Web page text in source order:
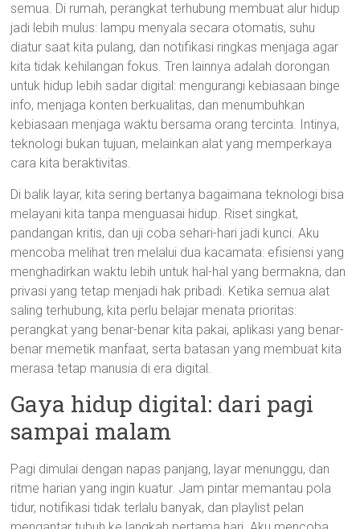
semua. Di rumah, perangkat terhubung membuat alur hidup
jadi lebih mulus: lampu menyala secara otomatis, suhu
diatur saat kita pulang, dan notifikasi ringkas menjaga agar
kita tidak kehilangan fokus. Tren lainnya adalah dorongan
untuk hidup lebih sadar digital: mengurangi kebiasaan binge
info, menjaga konten berkualitas, dan menumbuhkan
kebiasaan menjaga waktu bersama orang tercinta. Intinya,
teknologi bukan tujuan, melainkan alat yang memperkaya
cara kita beraktivitas.
Di balik layar, kita sering bertanya bagaimana teknologi bisa
melayani kita tanpa menguasai hidup. Riset singkat,
pandangan kritis, dan uji coba sehari-hari jadi kunci. Aku
mencoba melihat tren melalui dua kacamata: efisiensi yang
menghadirkan waktu lebih untuk hal-hal yang bermakna, dan
privasi yang tetap menjadi hak pribadi. Ketika semua alat
saling terhubung, kita perlu belajar menata prioritas:
perangkat yang benar-benar kita pakai, aplikasi yang benar-
benar memetik manfaat, serta batasan yang membuat kita
merasa tetap manusia di era digital.
Gaya hidup digital: dari pagi
sampai malam
Pagi dimulai dengan napas panjang, layar menunggu, dan
ritme harian yang ingin kuatur. Jam pintar memantau pola
tidur, notifikasi tidak terlalu banyak, dan playlist pelan